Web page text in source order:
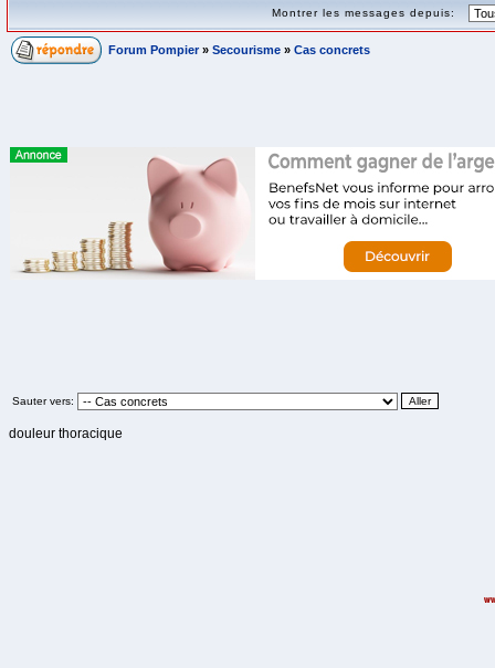
Montrer les messages depuis:
Forum Pompier » Secourisme » Cas concrets
Sauter vers:
douleur thoracique